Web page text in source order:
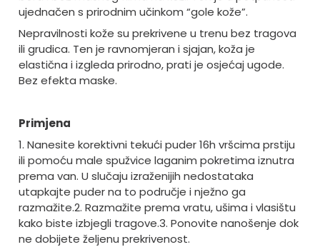
ujednačen s prirodnim učinkom “gole kože”.
Nepravilnosti kože su prekrivene u trenu bez tragova
ili grudica. Ten je ravnomjeran i sjajan, koža je
elastična i izgleda prirodno, prati je osjećaj ugode.
Bez efekta maske.
Primjena
1. Nanesite korektivni tekući puder 16h vršcima prstiju
ili pomoću male spužvice laganim pokretima iznutra
prema van. U slučaju izraženijih nedostataka
utapkajte puder na to područje i nježno ga
razmažite.2. Razmažite prema vratu, ušima i vlasištu
kako biste izbjegli tragove.3. Ponovite nanošenje dok
ne dobijete željenu prekrivenost.